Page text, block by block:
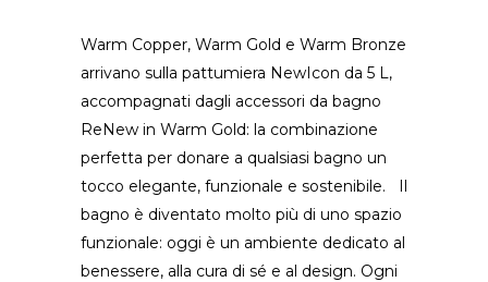
Warm Copper, Warm Gold e Warm Bronze
arrivano sulla pattumiera NewIcon da 5 L,
accompagnati dagli accessori da bagno
ReNew in Warm Gold: la combinazione
perfetta per donare a qualsiasi bagno un
tocco elegante, funzionale e sostenibile. Il
bagno è diventato molto più di uno spazio
funzionale: oggi è un ambiente dedicato al
benessere, alla cura di sé e al design. Ogni